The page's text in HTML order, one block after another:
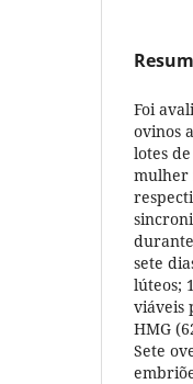
Foi
ovinos
lotes
mulher
sete
lúteos;
viáveis
HMG
Sete